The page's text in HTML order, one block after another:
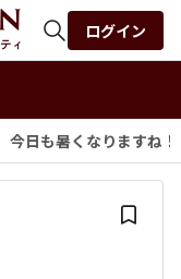
検索
ログイン
今日も暑くなりますね！